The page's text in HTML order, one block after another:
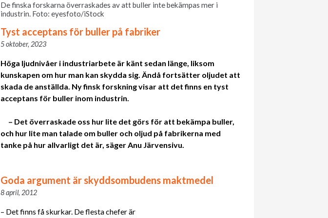
De finska forskarna överraskades av att buller inte bekämpas mer i
industrin. Foto: eyesfoto/iStock
Tyst acceptans för buller på fabriker
5 oktober, 2023
Höga ljudnivåer i industriarbete är känt sedan länge, liksom
kunskapen om hur man kan skydda sig. Ändå fortsätter oljudet att
skada de anställda. Ny finsk forskning visar att det finns en tyst
acceptans för buller inom industrin.
– Det överraskade oss hur lite det görs för att bekämpa buller,
och hur lite man talade om buller och oljud på fabrikerna med
tanke på hur allvarligt det är, säger Anu Järvensivu.
Goda argument är skyddsombudens maktmedel
8 april, 2012
– Det finns få skurkar. De flesta chefer är